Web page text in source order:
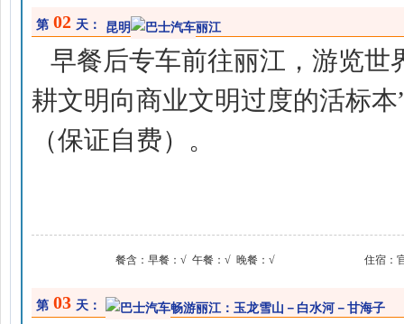
第 02 天： 昆明 丽江
早餐后专车前往丽江，游览世
耕文明向商业文明过度的活标
（保证自费）。
餐含： 早餐：√ 午餐：√ 晚餐：√ 住宿：
第 03 天： 畅游丽江：玉龙雪山－白水河－甘海子